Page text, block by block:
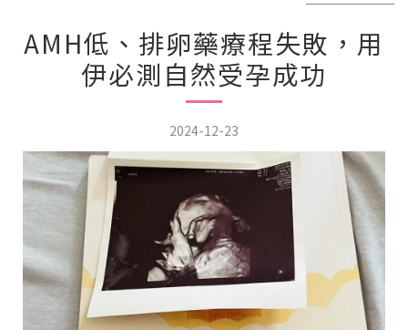
AMH低、排卵藥療程失敗，用
伊必測自然受孕成功
2024-12-23